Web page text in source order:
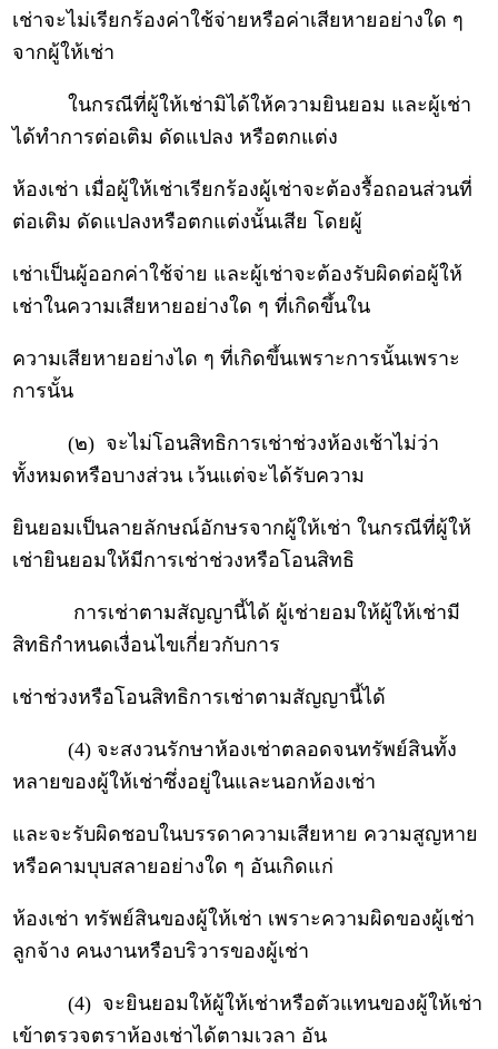
เช่าจะไม่เรียกร้องค่าใช้จ่ายหรือค่าเสียหายอย่างใด ๆ
จากผู้ให้เช่า
ในกรณีที่ผู้ให้เช่ามิได้ให้ความยินยอม และผู้เช่า
ได้ทำการต่อเติม ดัดแปลง หรือตกแต่ง
ห้องเช่า เมื่อผู้ให้เช่าเรียกร้องผู้เช่าจะต้องรื้อถอนส่วนที่
ต่อเติม ดัดแปลงหรือตกแต่งนั้นเสีย โดยผู้
เช่าเป็นผู้ออกค่าใช้จ่าย และผู้เช่าจะต้องรับผิดต่อผู้ให้
เช่าในความเสียหายอย่างใด ๆ ที่เกิดขึ้นใน
ความเสียหายอย่างได ๆ ที่เกิดขึ้นเพราะการนั้นเพราะ
การนั้น
(๒) จะไม่โอนสิทธิการเช่าช่วงห้องเช้าไม่ว่า
ทั้งหมดหรือบางส่วน เว้นแต่จะได้รับความ
ยินยอมเป็นลายลักษณ์อักษรจากผู้ให้เช่า ในกรณีที่ผู้ให้
เช่ายินยอมให้มีการเช่าช่วงหรือโอนสิทธิ
การเช่าตามสัญญานี้ได้ ผู้เช่ายอมให้ผู้ให้เช่ามี
สิทธิกำหนดเงื่อนไขเกี่ยวกับการ
เช่าช่วงหรือโอนสิทธิการเช่าตามสัญญานี้ได้
(4) จะสงวนรักษาห้องเช่าตลอดจนทรัพย์สินทั้ง
หลายของผู้ให้เช่าซึ่งอยู่ในและนอกห้องเช่า
และจะรับผิดชอบในบรรดาความเสียหาย ความสูญหาย
หรือคามบุบสลายอย่างใด ๆ อันเกิดแก่
ห้องเช่า ทรัพย์สินของผู้ให้เช่า เพราะความผิดของผู้เช่า
ลูกจ้าง คนงานหรือบริวารของผู้เช่า
(4) จะยินยอมให้ผู้ให้เช่าหรือตัวแทนของผู้ให้เช่า
เข้าตรวจตราห้องเช่าได้ตามเวลา อัน